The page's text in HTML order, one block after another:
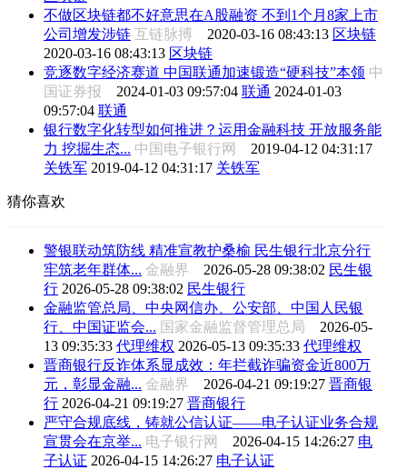
不做区块链都不好意思在A股融资 不到1个月8家上市
公司增发涉链 互链脉搏 2020-03-16 08:43:13 区块链
2020-03-16 08:43:13 区块链
竞逐数字经济赛道 中国联通加速锻造“硬科技”本领 中
国证券报 2024-01-03 09:57:04 联通 2024-01-03
09:57:04 联通
银行数字化转型如何推进？运用金融科技 开放服务能
力 挖掘生态... 中国电子银行网 2019-04-12 04:31:17
关铁军 2019-04-12 04:31:17 关铁军
猜你喜欢
警银联动筑防线 精准宣教护桑榆 民生银行北京分行
牢筑老年群体... 金融界 2026-05-28 09:38:02 民生银
行 2026-05-28 09:38:02 民生银行
金融监管总局、中央网信办、公安部、中国人民银
行、中国证监会... 国家金融监督管理总局 2026-05-
13 09:35:33 代理维权 2026-05-13 09:35:33 代理维权
晋商银行反诈体系显成效：年拦截诈骗资金近800万
元，彰显金融... 金融界 2026-04-21 09:19:27 晋商银
行 2026-04-21 09:19:27 晋商银行
严守合规底线，铸就公信认证——电子认证业务合规
宣贯会在京举... 电子银行网 2026-04-15 14:26:27 电
子认证 2026-04-15 14:26:27 电子认证